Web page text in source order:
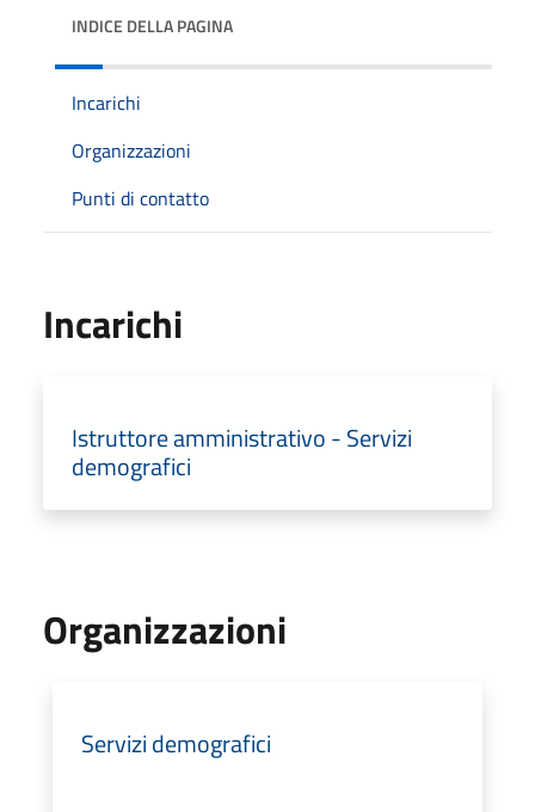
INDICE DELLA PAGINA
Incarichi
Organizzazioni
Punti di contatto
Incarichi
Istruttore amministrativo - Servizi
demografici
Organizzazioni
Servizi demografici